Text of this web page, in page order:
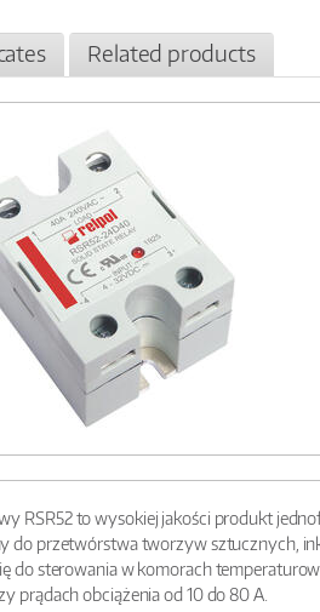
Related products
RSR52 to wysokiej jakości produkt
do przetwórstwa tworzyw sztucznych,
do sterowania w komorach
prądach obciążenia od 10 do 80 A.